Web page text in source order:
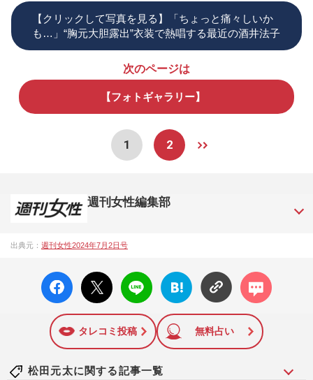
【クリックして写真を見る】「ちょっと痛々しいか
も…」“胸元大胆露出”衣装で熱唱する最近の酒井法子
次のページは
【フォトギャラリー】
1 2
週刊女性編集部
シップや事件、皇室の話題、感動ドキュメント、美容・健
12日号で「眞子さま嫁ぎ先の“義母”が抱える400万円超の“借金
トラブル”」報道をスクープ。この一報から約2か月後、宮内庁
は結婚延期を発表。同記事は2018年の「編集者が選ぶ雑誌ジ
ャーナリズム賞」大賞を受賞した。毎週火曜日発売。
出典元： 週刊女性2024年7月2日号
facebo
ok い
X ポス
ト
LINE
はてな
ブック
に追加
コメン
ト
タレコミ投稿 無料占い
松田元太に関する記事一覧